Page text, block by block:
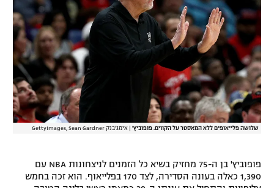
רשיון להקרנה פומבית לבית עסק
הצטרפות לחבילת הערוצים
לוח דרושים – ג'ובנט
תגיות
המגזין
שלושה פלייאופים ללא המאסטר על הקווים. פופוביץ' אימג'בנק GettyImages, Sean Gardner
פופוביץ' בן ה-75 מחזיק בשיא כל הזמנים לניצחונות NBA עם
1,390 כאלה בעונה הסדירה, לצד 170 בפלייאוף. הוא זכה בחמש